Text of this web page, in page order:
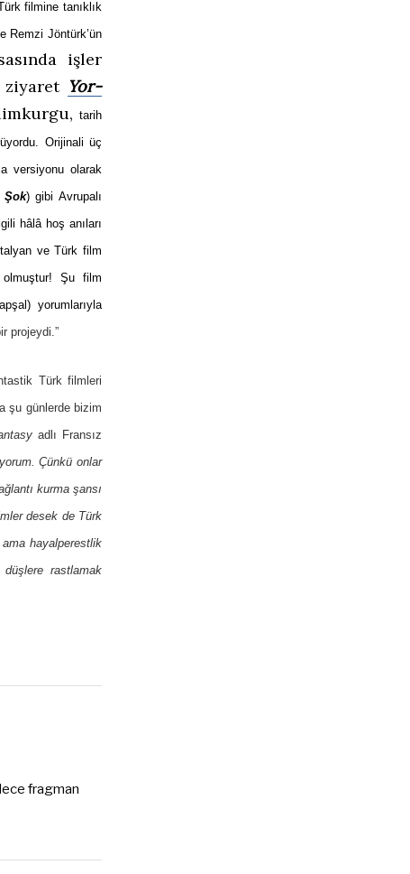
filmine tanıklık
Remzi Jöntürk’ün
işler
ziyaret Yor-
tarih
Orijinali üç
versiyonu olarak
Şok) gibi Avrupalı
hâlâ hoş anıları
ve Türk film
olmuştur! Şu film
yorumlarıyla
projeydi.”
Türk filmleri
şu günlerde bizim
adlı Fransız
Çünkü onlar
kurma şansı
desek de Türk
hayalperestlik
rastlamak
fragman